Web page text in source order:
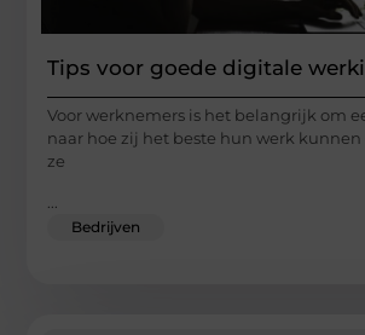
Tips voor goede digitale
Voor werknemers is het belangrijk om
naar hoe zij het beste hun werk
ze
Bedrijven